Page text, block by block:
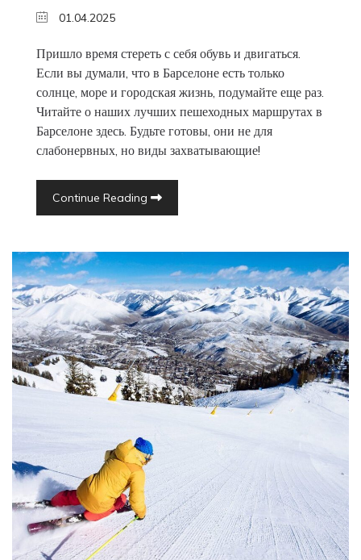
01.04.2025
Пришло время стереть с себя обувь и двигаться.
Если вы думали, что в Барселоне есть только
солнце, море и городская жизнь, подумайте еще раз.
Читайте о наших лучших пешеходных маршрутах в
Барселоне здесь. Будьте готовы, они не для
слабонервных, но виды захватывающие!
Continue Reading